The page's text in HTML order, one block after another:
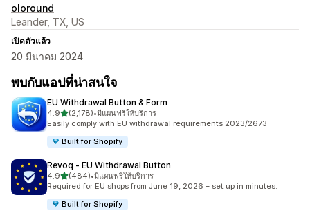
oloround
Leander, TX, US
เปิดตัวแล้ว
20 มีนาคม 2024
พบกับแอปที่น่าสนใจ
EU Withdrawal Button & Form
4.9เต็ม 5 ดาว
(2,178)
ทั้งหมด 2178 รีวิว
•มีแผนฟรีให้บริการ
Easily comply with EU withdrawal requirements 2023/2673
Built for Shopify
Revoq ‑ EU Withdrawal Button
4.9เต็ม 5 ดาว
(484)
ทั้งหมด 484 รีวิว
•มีแผนฟรีให้บริการ
Required for EU shops from June 19, 2026 – set up in minutes.
Built for Shopify